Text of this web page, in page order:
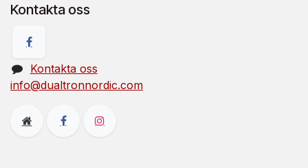
Kontakta oss
Kontakta oss
info@dualtronnordic.com